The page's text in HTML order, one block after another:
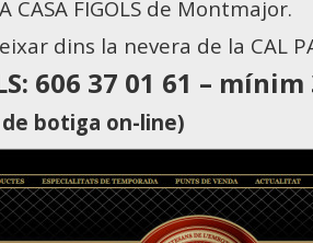
CASA FIGOLS de Montmajor.
dins la nevera de la CAL
606 37 01 61 –
de botiga on-line)